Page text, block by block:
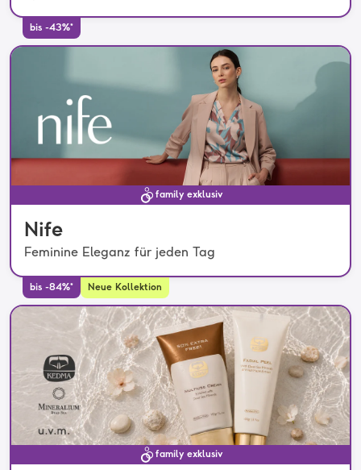
bis -43%*
family exklusiv
Nife
Feminine Eleganz für jeden Tag
bis -84%* Neue Kollektion
family exklusiv